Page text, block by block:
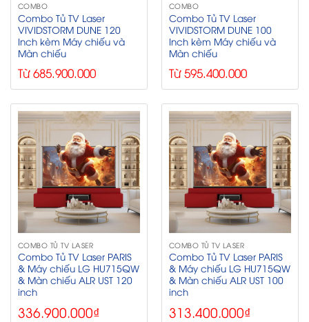
COMBO
Combo Tủ TV Laser
VIVIDSTORM DUNE 120
Inch kèm Máy chiếu và
Màn chiếu
Từ 685.900.000
COMBO
Combo Tủ TV Laser
VIVIDSTORM DUNE 100
Inch kèm Máy chiếu và
Màn chiếu
Từ 595.400.000
COMBO TỦ TV LASER
Combo Tủ TV Laser PARIS
& Máy chiếu LG HU715QW
& Màn chiếu ALR UST 120
inch
336.900.000₫
COMBO TỦ TV LASER
Combo Tủ TV Laser PARIS
& Máy chiếu LG HU715QW
& Màn chiếu ALR UST 100
inch
313.400.000₫